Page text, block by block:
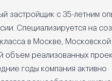
застройщик с 35-летним
Специализируется на
в Москве, Московской
объем реализованных
годы компания активно